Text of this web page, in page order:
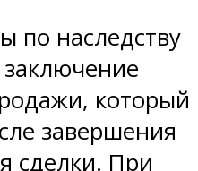
по наследству
который
завершения
сделки. При